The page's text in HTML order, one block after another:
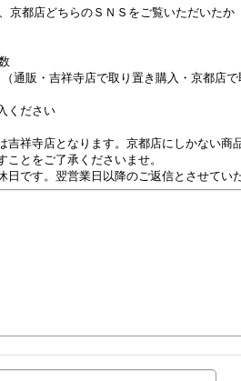
京都店どちらのＳＮＳをご覧いただいたか
通販・吉祥寺店で取り置き購入・京都店
ください
吉祥寺店となります。京都店にしかない
ことをご了承くださいませ。
日です。翌営業日以降のご返信とさせてい